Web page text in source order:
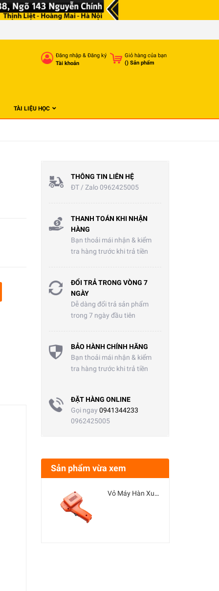
Đăng nhập& Đăng ký
Tài khoản
Giỏ hàng của bạn
() Sản phẩm
TÀI LIỆU HỌC
THÔNG TIN LIÊN HỆ
ĐT / Zalo 0962425005
THANH TOÁN KHI NHẬN
HÀNG
Bạn thoải mái nhận & kiểm
tra hàng trước khi trả tiền
ĐỔI TRẢ TRONG VÒNG 7
NGÀY
Dễ dàng đổi trả sản phẩm
trong 7 ngày đầu tiên
BẢO HÀNH CHÍNH HÃNG
Bạn thoải mái nhận & kiểm
tra hàng trước khi trả tiền
ĐẶT HÀNG ONLINE
Gọi ngay 0941344233
0962425005
Sản phẩm vừa xem
Vỏ Máy Hàn Xung Bằng Nhựa